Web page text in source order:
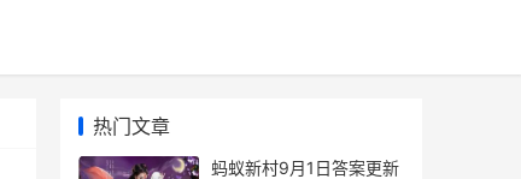
热门文章
蚂蚁新村9月1日答案更新